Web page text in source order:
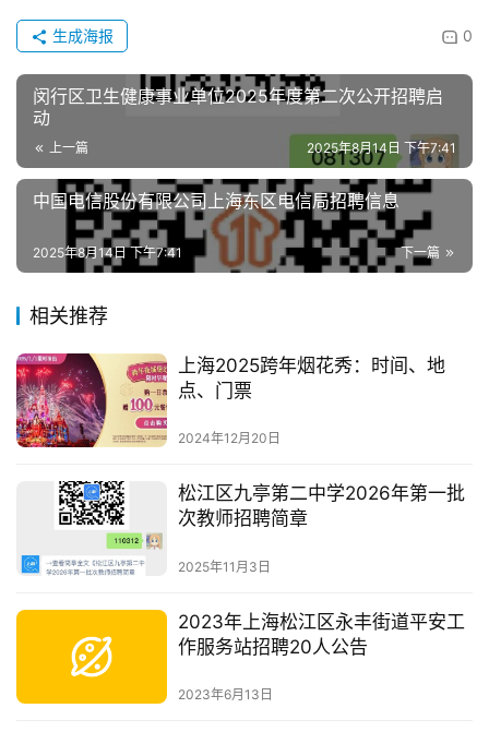
0
生成海报
闵行区卫生健康事业单位2025年度第二次公开招聘启
动
上一篇 2025年8月14日 下午7:41
中国电信股份有限公司上海东区电信局招聘信息
下一篇
2025年8月14日 下午7:41
相关推荐
上海2025跨年烟花秀：时间、地
点、门票
2024年12月20日
松江区九亭第二中学2026年第一批
次教师招聘简章
2025年11月3日
2023年上海松江区永丰街道平安工
作服务站招聘20人公告
2023年6月13日